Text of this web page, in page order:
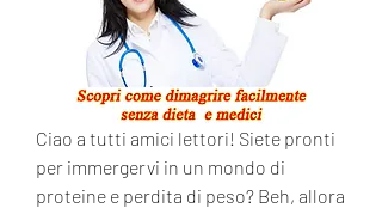
Ciao a tutti amici lettori! Siete pronti
per immergervi in un mondo di
proteine e perdita di peso? Beh, allora